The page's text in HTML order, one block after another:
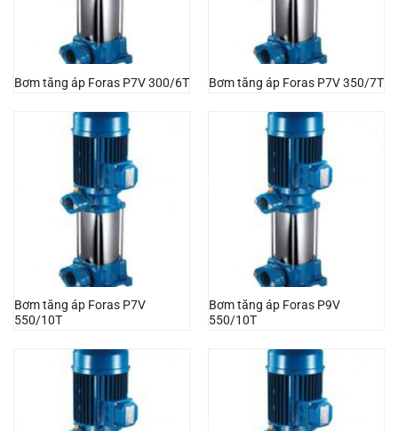
Bơm tăng áp Foras P7V 300/6T Bơm tăng áp Foras P7V 350/7T
Bơm tăng áp Foras P7V
550/10T
Bơm tăng áp Foras P9V
550/10T